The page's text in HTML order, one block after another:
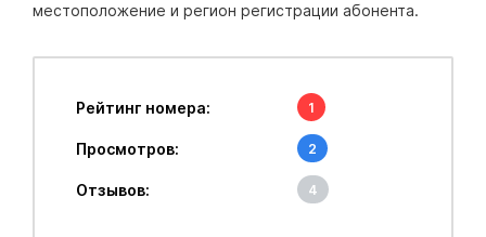
местоположение и регион регистрации абонента.
Рейтинг номера: 1
Просмотров: 2
Отзывов: 4